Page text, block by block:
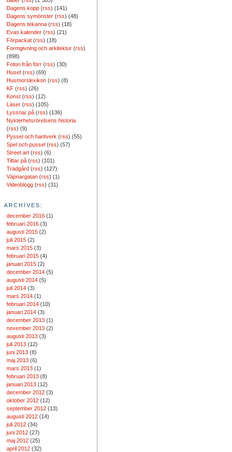
Dagens kopp(rss) (141)
Dagens symönster(rss) (48)
Dagens tekanna(rss) (18)
Evas kalender(rss) (21)
Förpackat(rss) (18)
Formgivning och arkitektur(rss)
(898)
Foton från förr(rss) (30)
Huset(rss) (69)
Husmorslexikon(rss) (8)
KF(rss) (26)
Konst(rss) (12)
Läser(rss) (105)
Lyssnar på(rss) (136)
Nykterhetsrörelsens historia
(rss) (9)
Pyssel och hantverk (rss) (55)
Spel och pussel(rss) (57)
Street art(rss) (6)
Tittar på(rss) (101)
Trädgård(rss) (127)
Väpnargatan(rss) (1)
Videoblogg(rss) (31)
ARCHIVES:
december 2016(1)
februari 2016(3)
augusti 2015(2)
juli 2015(2)
mars 2015(3)
februari 2015(4)
januari 2015(2)
december 2014(5)
augusti 2014(5)
juli 2014(3)
mars 2014(1)
februari 2014(10)
januari 2014(3)
december 2013(1)
november 2013(2)
augusti 2013(3)
juli 2013(12)
juni 2013(8)
maj 2013(6)
mars 2013(1)
februari 2013(8)
januari 2013(12)
december 2012(3)
oktober 2012(12)
september 2012(13)
augusti 2012(14)
juli 2012(34)
juni 2012(27)
maj 2012(25)
april 2012(32)